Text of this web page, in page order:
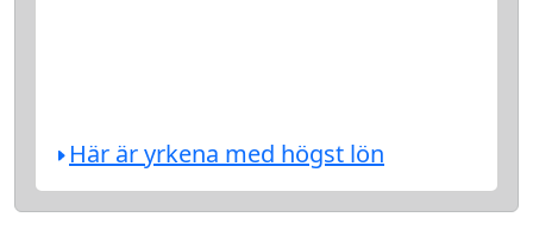
Här är yrkena med högst lön